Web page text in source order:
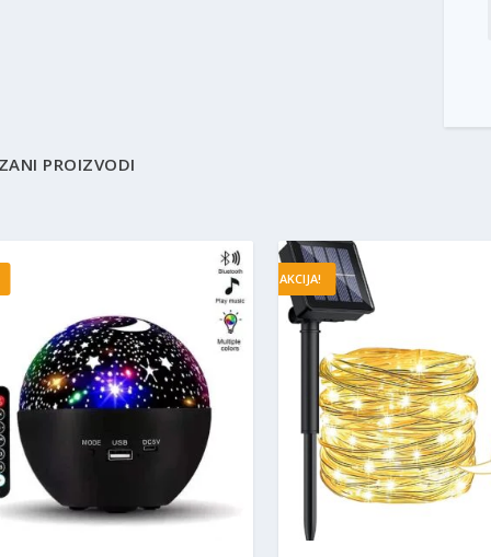
PROIZVODI
AKCIJA!